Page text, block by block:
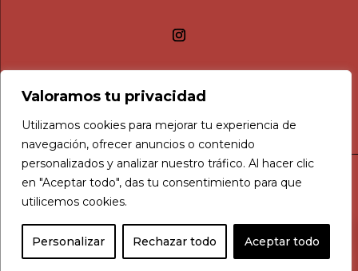
Valoramos tu privacidad
Utilizamos cookies para mejorar tu experiencia de
navegación, ofrecer anuncios o contenido
personalizados y analizar nuestro tráfico. Al hacer clic
en "Aceptar todo", das tu consentimiento para que
utilicemos cookies.
Personalizar Rechazar todo Aceptar todo
Aviso legal
Política de privacidad
Política de cookies
Condiciones de compra